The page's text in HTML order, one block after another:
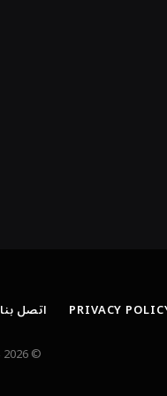
PRIVACY اتصل بنا
© 2026 جميع الحقوق محفوظة.